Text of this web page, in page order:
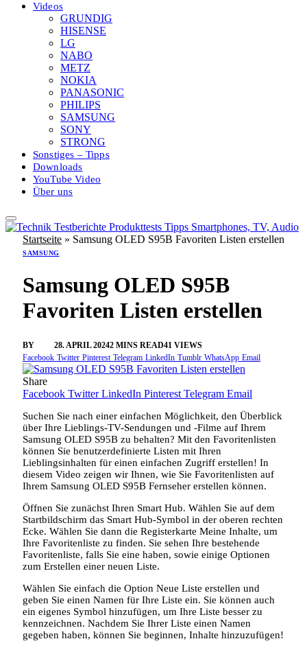
Videos
GRUNDIG
HISENSE
LG
NABO
METZ
NOKIA
PANASONIC
PHILIPS
SAMSUNG
SONY
STRONG
Sonstiges – Tipps
Downloads
YouTube Video
Über uns
Startseite » Samsung OLED S95B Favoriten Listen erstellen
SAMSUNG
Samsung OLED S95B
Favoriten Listen erstellen
BY 28. APRIL 20242 MINS READ41 VIEWS
Facebook Twitter Pinterest Telegram LinkedIn Tumblr WhatsApp Email
Share
Facebook Twitter LinkedIn Pinterest Telegram Email
Suchen Sie nach einer einfachen Möglichkeit, den Überblick
über Ihre Lieblings-TV-Sendungen und -Filme auf Ihrem
Samsung OLED S95B zu behalten? Mit den Favoritenlisten
können Sie benutzerdefinierte Listen mit Ihren
Lieblingsinhalten für einen einfachen Zugriff erstellen! In
diesem Video zeigen wir Ihnen, wie Sie Favoritenlisten auf
Ihrem Samsung OLED S95B Fernseher erstellen können.
Öffnen Sie zunächst Ihren Smart Hub. Wählen Sie auf dem
Startbildschirm das Smart Hub-Symbol in der oberen rechten
Ecke. Wählen Sie dann die Registerkarte Meine Inhalte, um
Ihre Favoritenliste zu finden. Sie sehen Ihre bestehende
Favoritenliste, falls Sie eine haben, sowie einige Optionen
zum Erstellen einer neuen Liste.
Wählen Sie einfach die Option Neue Liste erstellen und
geben Sie einen Namen für Ihre Liste ein. Sie können auch
ein eigenes Symbol hinzufügen, um Ihre Liste besser zu
kennzeichnen. Nachdem Sie Ihrer Liste einen Namen
gegeben haben, können Sie beginnen, Inhalte hinzuzufügen!